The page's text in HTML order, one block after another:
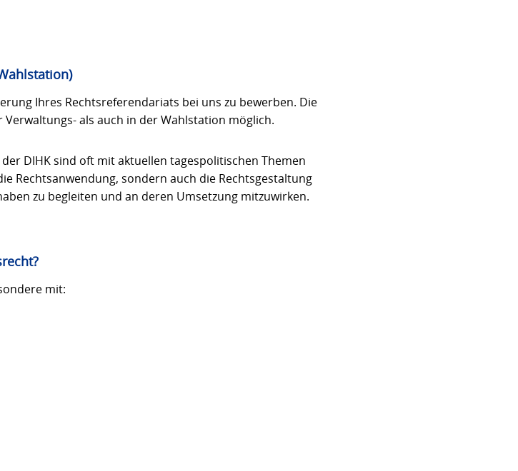
Ihres Rechtsreferendariats bei uns zu bewerben. Die
als auch in der Wahlstation möglich.
DIHK sind oft mit aktuellen tagespolitischen Themen
Rechtsanwendung, sondern auch die Rechtsgestaltung
zu begleiten und an deren Umsetzung mitzuwirken.
mit: